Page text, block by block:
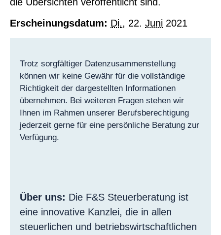
Erscheinungsdatum: Di., 22. Juni 2021
Trotz sorgfältiger Datenzusammenstellung
können wir keine Gewähr für die vollständige
Richtigkeit der dargestellten Informationen
übernehmen. Bei weiteren Fragen stehen wir
Ihnen im Rahmen unserer Berufsberechtigung
jederzeit gerne für eine persönliche Beratung zur
Verfügung.
Über uns: Die F&S Steuerberatung ist
eine innovative Kanzlei, die in allen
steuerlichen und betriebswirtschaftlichen